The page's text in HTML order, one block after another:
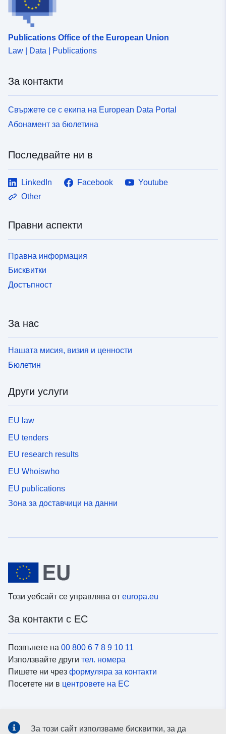
Publications Office of the European Union
Law | Data | Publications
За контакти
Свържете се с екипа на European Data Portal
Абонамент за бюлетина
Последвайте ни в
LinkedIn Facebook
Youtube
Other
Правни аспекти
Правна информация
Бисквитки
Достъпност
За нас
Нашата мисия, визия и ценности
Бюлетин
Други услуги
EU law
EU tenders
EU research results
EU Whoiswho
EU publications
Зона за доставчици на данни
Този уебсайт се управлява от europa.eu
За контакти с ЕС
Позвънете на 00 800 6 7 8 9 10 11
Използвайте други тел. номера
Пишете ни чрез формуляра за контакти
Посетете ни в центровете на ЕС
За този сайт използваме бисквитки, за да